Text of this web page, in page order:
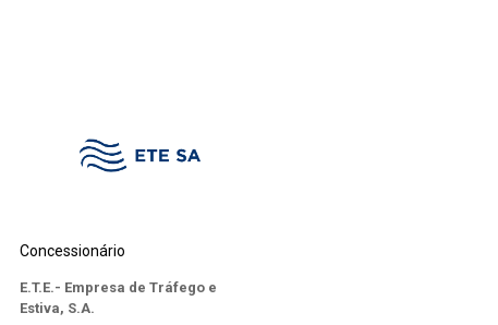
Concessionário
E.T.E.- Empresa de Tráfego e
Estiva, S.A.